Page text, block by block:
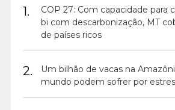
1.
COP 27: Com capacidade para
bi com descarbonização, MT
de países ricos
2.
Um bilhão de vacas na
mundo podem sofrer por